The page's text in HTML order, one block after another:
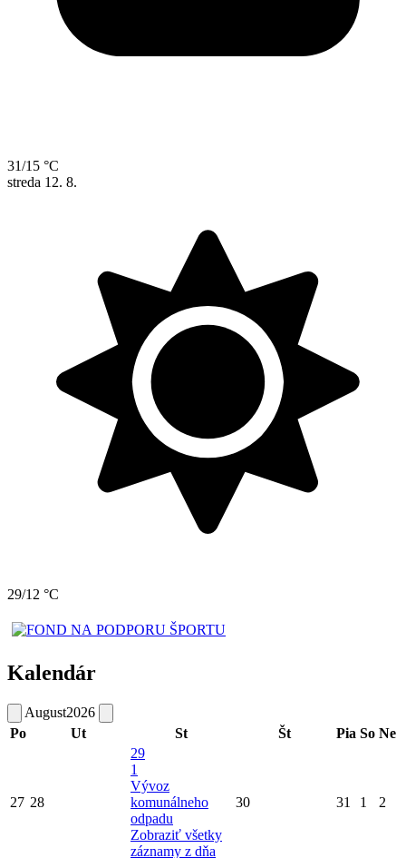
31/15 °C
streda 12. 8.
29/12 °C
Kalendár
August2026
Po
Ut St Št Pia So Ne
27 28
29
1
Vývoz
komunálneho
odpadu
Zobraziť všetky
záznamy z dňa
30 31 1 2